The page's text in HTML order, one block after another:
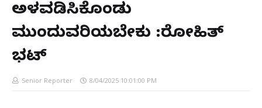
ಅಳವಡಿಸಿಕೊಂಡು
ಮುಂದುವರಿಯಬೇಕು :ರೋಹಿತ್
ಭಟ್
Senior Reporter 8/04/2025 10:01:00 PM